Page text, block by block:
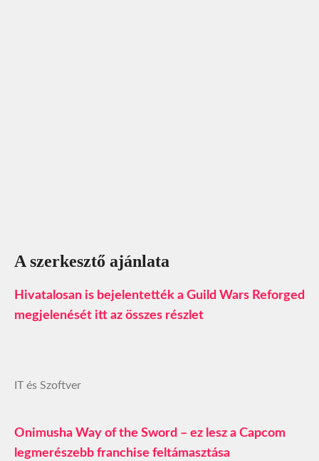
A szerkesztő ajánlata
Hivatalosan is bejelentették a Guild Wars Reforged
megjelenését itt az összes részlet
IT és Szoftver
Onimusha Way of the Sword – ez lesz a Capcom
legmerészebb franchise feltámasztása